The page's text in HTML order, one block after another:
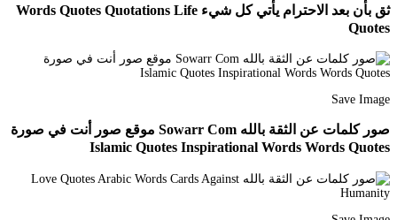
ثق بأن بعد الاحترام يأتي كل شيء Words Quotes Quotations Life
Quotes
Save Image
صور كلمات عن الثقة بالله Sowarr Com موقع صور أنت في صورة
Islamic Quotes Inspirational Words Words Quotes